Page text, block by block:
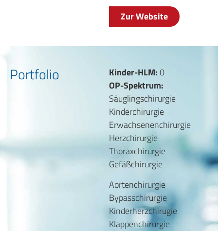
Zur Website
Portfolio Kinder-HLM:0
OP-Spektrum:
Säuglingschirurgie
Kinderchirurgie
Erwachsenenchirurgie
Herzchirurgie
Thoraxchirurgie
Gefäßchirurgie
Aortenchirurgie
Bypasschirurgie
Kinderherzchirugie
Klappenchirurgie